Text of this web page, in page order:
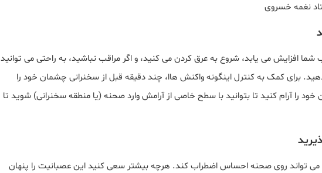
نغمه خسروی
افزایش می یابد، شروع به عرق کردن می کنید، و اگر مراقب نباشید، به راحتی می توانید
برای کمک به کنترل اینگونه واکنش هاا، چند دقیقه قبل از سخنرانی چشمان خود را
را آرام کنید تا بتوانید با سطح خاصی از آرامش وارد صحنه (یا منطقه سخنرانی) شوید تا
می تواند روی صحنه احساس اضطراب کند. هرچه بیشتر سعی کنید این عصبانیت را پنهان